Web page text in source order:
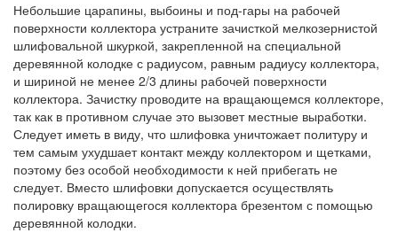
Небольшие царапины, выбоины и под-гары на рабочей
поверхности коллектора устраните зачисткой мелкозернистой
шлифовальной шкуркой, закрепленной на специальной
деревянной колодке с радиусом, равным радиусу коллектора,
и шириной не менее 2/3 длины рабочей поверхности
коллектора. Зачистку проводите на вращающемся коллекторе,
так как в противном случае это вызовет местные выработки.
Следует иметь в виду, что шлифовка уничтожает политуру и
тем самым ухудшает контакт между коллектором и щетками,
поэтому без особой необходимости к ней прибегать не
следует. Вместо шлифовки допускается осуществлять
полировку вращающегося коллектора брезентом с помощью
деревянной колодки.